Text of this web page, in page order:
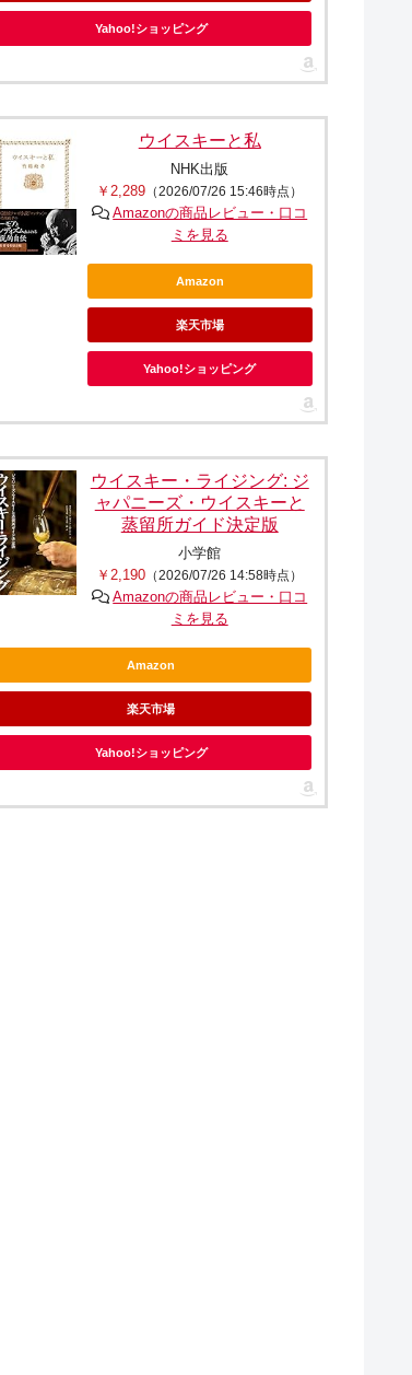
Yahoo!ショッピング
ウイスキーと私
NHK出版
￥2,289 （2026/07/26 15:46時点）
Amazonの商品レビュー・口コ
ミを見る
Amazon
楽天市場
Yahoo!ショッピング
ウイスキー・ライジング: ジ
ャパニーズ・ウイスキーと
蒸留所ガイド決定版
小学館
￥2,190 （2026/07/26 14:58時点）
Amazonの商品レビュー・口コ
ミを見る
Amazon
楽天市場
Yahoo!ショッピング